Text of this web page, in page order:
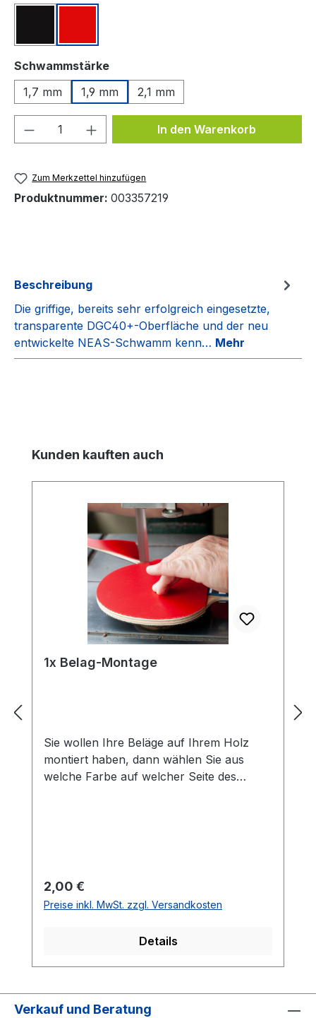
Schwammstärkeauswählen
1,7 mm
1,9 mm 2,1 mm
Produkt Anzahl: Gib denIn den Warenkorb
Zum Merkzettel hinzufügen
Produktnummer: 003357219
Beschreibung
Die griffige, bereits sehr erfolgreich eingesetzte,
transparente DGC40+-Oberfläche und der neu
entwickelte NEAS-Schwamm kenn… Mehr
Produktgalerie überspringen
Kunden kauften auch
1x Belag-Montage
Sie wollen Ihre Beläge auf Ihrem Holz
montiert haben, dann wählen Sie aus
welche Farbe auf welcher Seite des
inklusive.Bei den Komplettschläger
müssen Sie KEINE Belag-Montage mit in
Regulärer Preis:
2,00 €
Preise inkl. MwSt. zzgl. Versandkosten
Details
Verkauf und Beratung